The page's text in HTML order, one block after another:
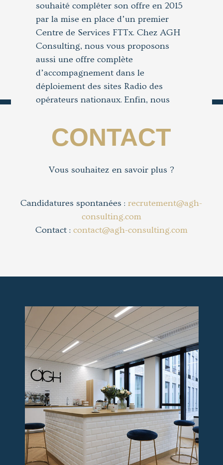
souhaité compléter son offre en 2015
par la mise en place d’un premier
Centre de Services FTTx. Chez AGH
Consulting, nous vous proposons
aussi une offre complète
d’accompagnement dans le
déploiement des sites Radio des
opérateurs nationaux. Enfin, nous
notre activité en nous positionnant
également sur le domaine des Data
compétences réseaux, avec l’ambition
CONTACT
Vous souhaitez en savoir plus ?
Candidatures spontanées : recrutement@agh-
consulting.com
Contact : contact@agh-consulting.com